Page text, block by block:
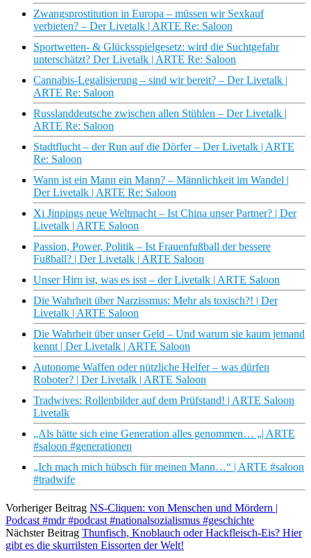
Zwangsprostitution in Europa – müssen wir Sexkauf
verbieten? – Der Livetalk | ARTE Re: Saloon
Sportwetten- & Glücksspielgesetz: wird die Suchtgefahr
unterschätzt? Der Livetalk | ARTE Re: Saloon
Cannabis-Legalisierung – sind wir bereit? – Der Livetalk |
ARTE Re: Saloon
Russlanddeutsche zwischen allen Stühlen – Der Livetalk |
ARTE Re: Saloon
Stadtflucht – der Run auf die Dörfer – Der Livetalk | ARTE
Re: Saloon
Wann ist ein Mann ein Mann? – Männlichkeit im Wandel |
Der Livetalk | ARTE Re: Saloon
Xi Jinpings neue Weltmacht – Ist China unser Partner? | Der
Livetalk | ARTE Saloon
Passion, Power, Politik – Ist Frauenfußball der bessere
Fußball? | Der Livetalk | ARTE Saloon
Unser Hirn ist, was es isst – der Livetalk | ARTE Saloon
Die Wahrheit über Narzissmus: Mehr als toxisch?! | Der
Livetalk | ARTE Saloon
Die Wahrheit über unser Geld – Und warum sie kaum jemand
kennt | Der Livetalk | ARTE Saloon
Autonome Waffen oder nützliche Helfer – was dürfen
Roboter? | Der Livetalk | ARTE Saloon
Tradwives: Rollenbilder auf dem Prüfstand! | ARTE Saloon
Livetalk
„Als hätte sich eine Generation alles genommen… „| ARTE
#saloon #generationen
„Ich mach mich hübsch für meinen Mann…“ | ARTE #saloon
#tradwife
Vorheriger Beitrag NS-Cliquen: von Menschen und Mördern |
Podcast #mdr #podcast #nationalsozialismus #geschichte
Nächster Beitrag Thunfisch, Knoblauch oder Hackfleisch-Eis? Hier
gibt es die skurrilsten Eissorten der Welt!